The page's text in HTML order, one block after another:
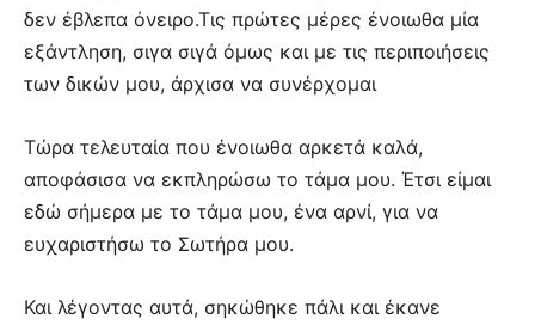
δεν έβλεπα όνειρο.Τις πρώτες μέρες ένοιωθα μία
εξάντληση, σιγα σιγά όμως και με τις περιποιήσεις
των δικών μου, άρχισα να συνέρχομαι
Τώρα τελευταία που ένοιωθα αρκετά καλά,
αποφάσισα να εκπληρώσω το τάμα μου. Έτσι είμαι
εδώ σήμερα με το τάμα μου, ένα αρνί, για να
ευχαριστήσω το Σωτήρα μου.
Και λέγοντας αυτά, σηκώθηκε πάλι και έκανε